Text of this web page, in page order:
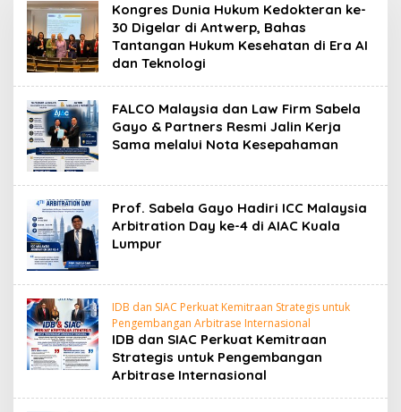
Kongres Dunia Hukum Kedokteran ke-
30 Digelar di Antwerp, Bahas
Tantangan Hukum Kesehatan di Era AI
dan Teknologi
FALCO Malaysia dan Law Firm Sabela
Gayo & Partners Resmi Jalin Kerja
Sama melalui Nota Kesepahaman
Prof. Sabela Gayo Hadiri ICC Malaysia
Arbitration Day ke-4 di AIAC Kuala
Lumpur
IDB dan SIAC Perkuat Kemitraan Strategis untuk
Pengembangan Arbitrase Internasional
IDB dan SIAC Perkuat Kemitraan
Strategis untuk Pengembangan
Arbitrase Internasional